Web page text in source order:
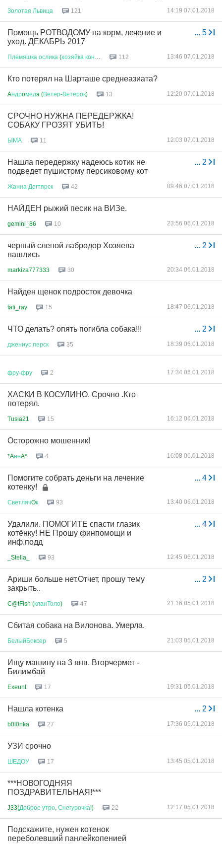
Золотая Львица 121 14:19 07.01.2018
... 5
Помощь РОТВОДОМУ на корм, лечение и
уход. ДЕКАБРЬ 2017
Племяшка ослика (хозяйка коня 112 13:46 07.01.2018
Кто потерял на Шарташе среднеазиата?
Aндрoмедa (Ветер-Ветерок) 13 12:20 07.01.2018
СРОЧНО НУЖНА ПЕРЕДЕРЖКА!
СОБАКУ ГРОЗЯТ УБИТЬ!
ЫМА 11 12:03 07.01.2018
... 2
Нашла передержку надеюсь котик не
подведет пушистому персиковому кот
Жанна Дегтярск 42 09:46 07.01.2018
НАЙДЕН рыжий песик на ВИЗе.
gemini_86 10 23:56 06.01.2018
... 2
черный слепой лабродор Хозяева
нашлись
markiza777333 30 20:34 06.01.2018
Найден щенок подросток девочка
tati_ray 15 18:47 06.01.2018
... 2
ЧТО делать? опять погибла собака!!!
джениус перск 35 18:39 06.01.2018
фру-фру 2 17:34 06.01.2018
ХАСКИ В КОСУЛИНО. Срочно .Кто
потерял.
Tusia21 15 16:12 06.01.2018
Осторожно мошенник!
*AннA* 4 16:08 06.01.2018
... 4
Помогите собрать деньги на лечение
котенку!
СветлячOк 93 13:40 06.01.2018
... 4
Удалили. ПОМОГИТЕ спасти глазик
котёнку! НЕ Прошу финпомощи и
инф.подд
_Stella_ 93 12:45 06.01.2018
... 2
Ариши больше нет.Отчет, прошу тему
закрыть..
C@tFish (кланТоло) 47 21:16 05.01.2018
Сбитая собака на Вилонова. Умерла.
БелыйБоксер 5 21:03 05.01.2018
Ищу машину на 3 янв. Вторчермет -
Билимбай
Exeunt 17 19:31 05.01.2018
... 2
Нашла котенка
b0l0nka 27 17:36 05.01.2018
УЗИ срочно
ШЕДОУ 17 13:45 05.01.2018
***НОВОГОДНЯЯ
ПОЗДРАВИТЕЛЬНАЯ!***
J33(Доброе утро Снегурочка!) 22 12:17 05.01.2018
Подскажите, нужен котенок
переболевший панлейкопенией